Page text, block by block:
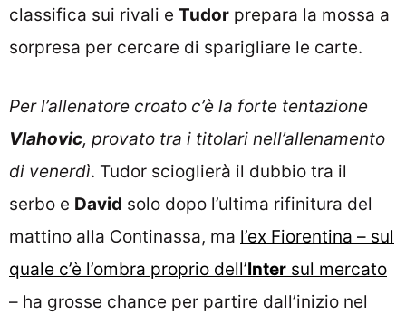
classifica sui rivali e Tudor prepara la mossa a
sorpresa per cercare di sparigliare le carte.
Per l’allenatore croato c’è la forte tentazione
Vlahovic, provato tra i titolari nell’allenamento
di venerdì. Tudor scioglierà il dubbio tra il
serbo e David solo dopo l’ultima rifinitura del
mattino alla Continassa, ma l’ex Fiorentina – sul
quale c’è l’ombra proprio dell’Inter sul mercato
– ha grosse chance per partire dall’inizio nel